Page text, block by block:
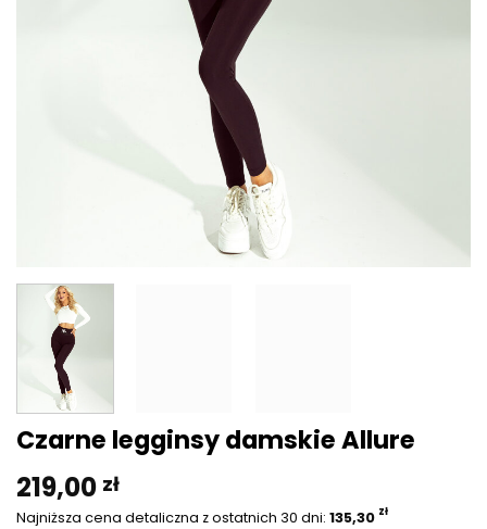
Czarne legginsy damskie Allure
219,00 zł
Najniższa cena detaliczna z ostatnich 30 dni: 135,30 zł